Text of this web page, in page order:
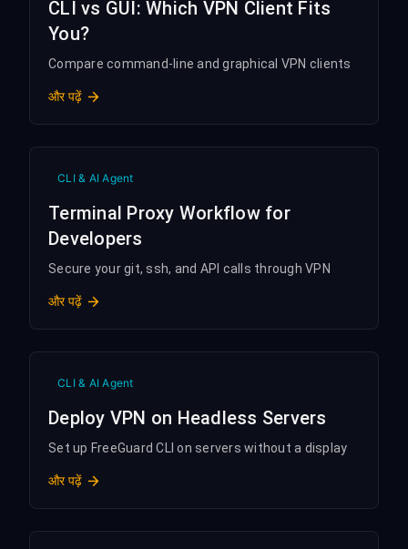
CLI vs GUI: Which VPN Client Fits
You?
Compare command-line and graphical VPN clients
और पढ़ें
CLI & AI Agent
Terminal Proxy Workflow for
Developers
Secure your git, ssh, and API calls through VPN
और पढ़ें
CLI & AI Agent
Deploy VPN on Headless Servers
Set up FreeGuard CLI on servers without a display
और पढ़ें